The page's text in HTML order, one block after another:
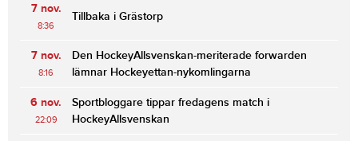
7 nov.
8:36
Tillbaka i Grästorp
7 nov.
8:16
Den HockeyAllsvenskan-meriterade forwarden
lämnar Hockeyettan-nykomlingarna
6 nov.
22:09
Sportbloggare tippar fredagens match i
HockeyAllsvenskan